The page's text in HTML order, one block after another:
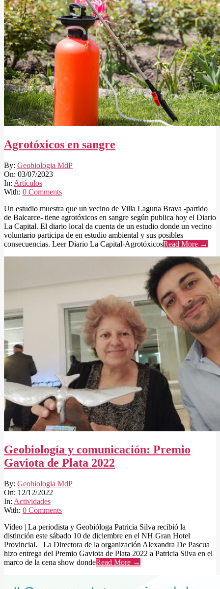
Agrotóxicos en sangre
2023-
07-
03
By: Geobiologia MdP
On: 03/07/2023
In: Artículos
With: 0 Comments
Un estudio muestra que un vecino de Villa Laguna Brava -partido
de Balcarce- tiene agrotóxicos en sangre según publica hoy el Diario
La Capital. El diario local da cuenta de un estudio donde un vecino
voluntario participa de en estudio ambiental y sus posibles
consecuencias. Leer Diario La Capital-AgrotóxicosRead More →
Geobiología y comunicación: Premio
Gaviota de Plata 2022
2022-
12-
12
By: Geobiologia MdP
On: 12/12/2022
In: Actividades
With: 0 Comments
Video | La periodista y Geobióloga Patricia Silva recibió la
distinción este sábado 10 de diciembre en el NH Gran Hotel
Provincial. La Directora de la organización Alexandra De Pascua
hizo entrega del Premio Gaviota de Plata 2022 a Patricia Silva en el
marco de la cena show dondeRead More →